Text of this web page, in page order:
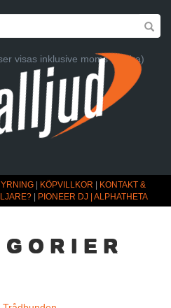
visas inklusive moms (Ändra)
KÖPVILLKOR
KONTAKT &
PIONEER DJ | ALPHATHETA